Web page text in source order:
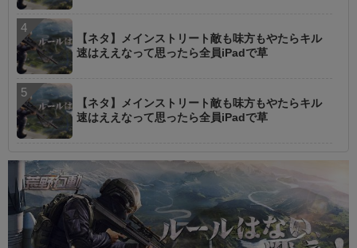
【ネタ】メインストリート敵も味方もやたらキル
速はええなって思ったら全員iPadで草
【ネタ】メインストリート敵も味方もやたらキル
速はええなって思ったら全員iPadで草